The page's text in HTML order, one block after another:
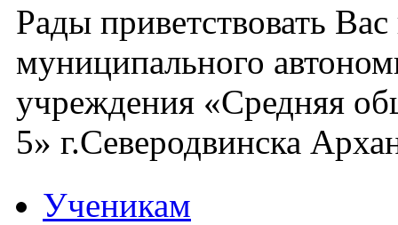
Рады приветствовать
муниципального
учреждения «Средняя
5» г.Северодвинска
Ученикам